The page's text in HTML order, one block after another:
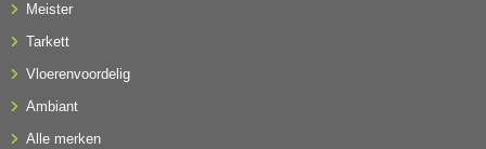
Meister
Tarkett
Vloerenvoordelig
Ambiant
Alle merken